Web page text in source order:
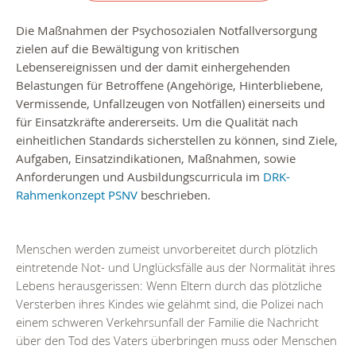
Die Maßnahmen der Psychosozialen Notfallversorgung
zielen auf die Bewältigung von kritischen
Lebensereignissen und der damit einhergehenden
Belastungen für Betroffene (Angehörige, Hinterbliebene,
Vermissende, Unfallzeugen von Notfällen) einerseits und
für Einsatzkräfte andererseits. Um die Qualität nach
einheitlichen Standards sicherstellen zu können, sind Ziele,
Aufgaben, Einsatzindikationen, Maßnahmen, sowie
Anforderungen und Ausbildungscurricula im DRK-
Rahmenkonzept PSNV beschrieben.
Menschen werden zumeist unvorbereitet durch plötzlich
eintretende Not- und Unglücksfälle aus der Normalität ihres
Lebens herausgerissen: Wenn Eltern durch das plötzliche
Versterben ihres Kindes wie gelähmt sind, die Polizei nach
einem schweren Verkehrsunfall der Familie die Nachricht
über den Tod des Vaters überbringen muss oder Menschen